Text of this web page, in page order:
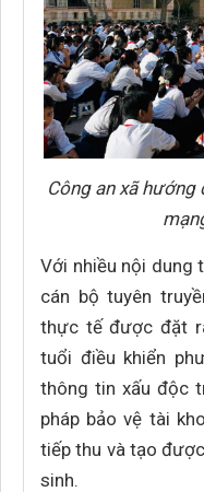
Công an xã hướng
Với nhiều nội dung
cán bộ tuyên
thực tế được đặt
tuổi điều khiển
thông tin xấu độc
pháp bảo vệ tài
tiếp thu và tạo
sinh.